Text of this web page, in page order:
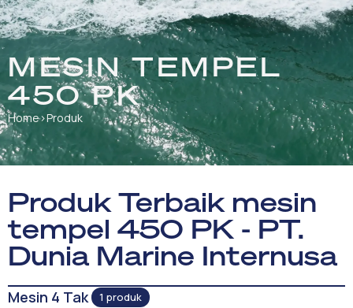
MESIN TEMPEL
450 PK
Home›Produk
Produk Terbaik mesin
tempel 450 PK - PT.
Dunia Marine Internusa
Mesin 4 Tak 1 produk